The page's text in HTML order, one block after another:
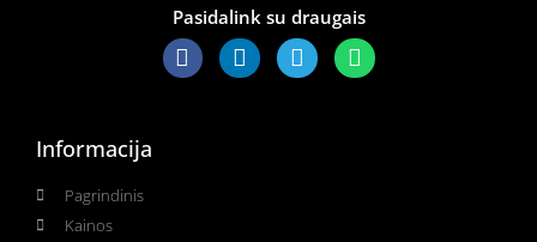
Pasidalink su draugais
Informacija
Pagrindinis
Kainos